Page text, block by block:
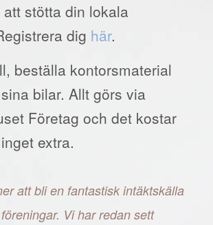
stötta din lokala
dig här.
beställa kontorsmaterial
bilar. Allt görs via
Företag och det kostar
extra.
att bli en fantastisk intäktskälla
Vi har redan sett